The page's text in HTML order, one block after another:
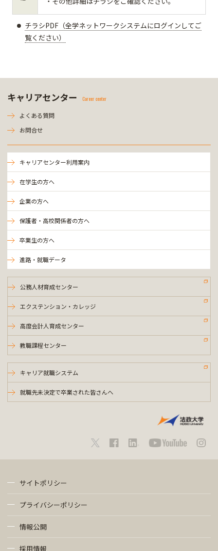
チラシPDF（全学ネットワークシステムにログインしてご
覧ください）
キャリアセンター Career center
よくある質問
お問合せ
キャリアセンター利用案内
在学生の方へ
企業の方へ
保護者・高校関係者の方へ
卒業生の方へ
進路・就職データ
公務人材育成センター
エクステンション・カレッジ
高度会計人育成センター
教職課程センター
キャリア就職システム
就職先未決定で卒業された皆さんへ
サイトポリシー
プライバシーポリシー
情報公開
採用情報